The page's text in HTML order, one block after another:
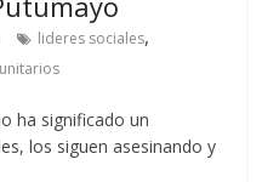
lideres sociales,
ha significado un
los siguen asesinando y